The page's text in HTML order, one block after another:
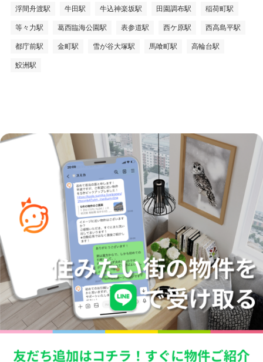
浮間舟渡駅 牛田駅 牛込神楽坂駅 田園調布駅 稲荷町駅
等々力駅 葛西臨海公園駅 表参道駅 西ケ原駅 西高島平駅
都庁前駅 金町駅 雪が谷大塚駅 馬喰町駅 高輪台駅
鮫洲駅